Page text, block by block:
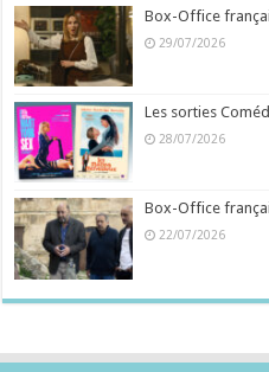
Box-Office
29/07/2026
Les sorties
28/07/2026
Box-Office
22/07/2026